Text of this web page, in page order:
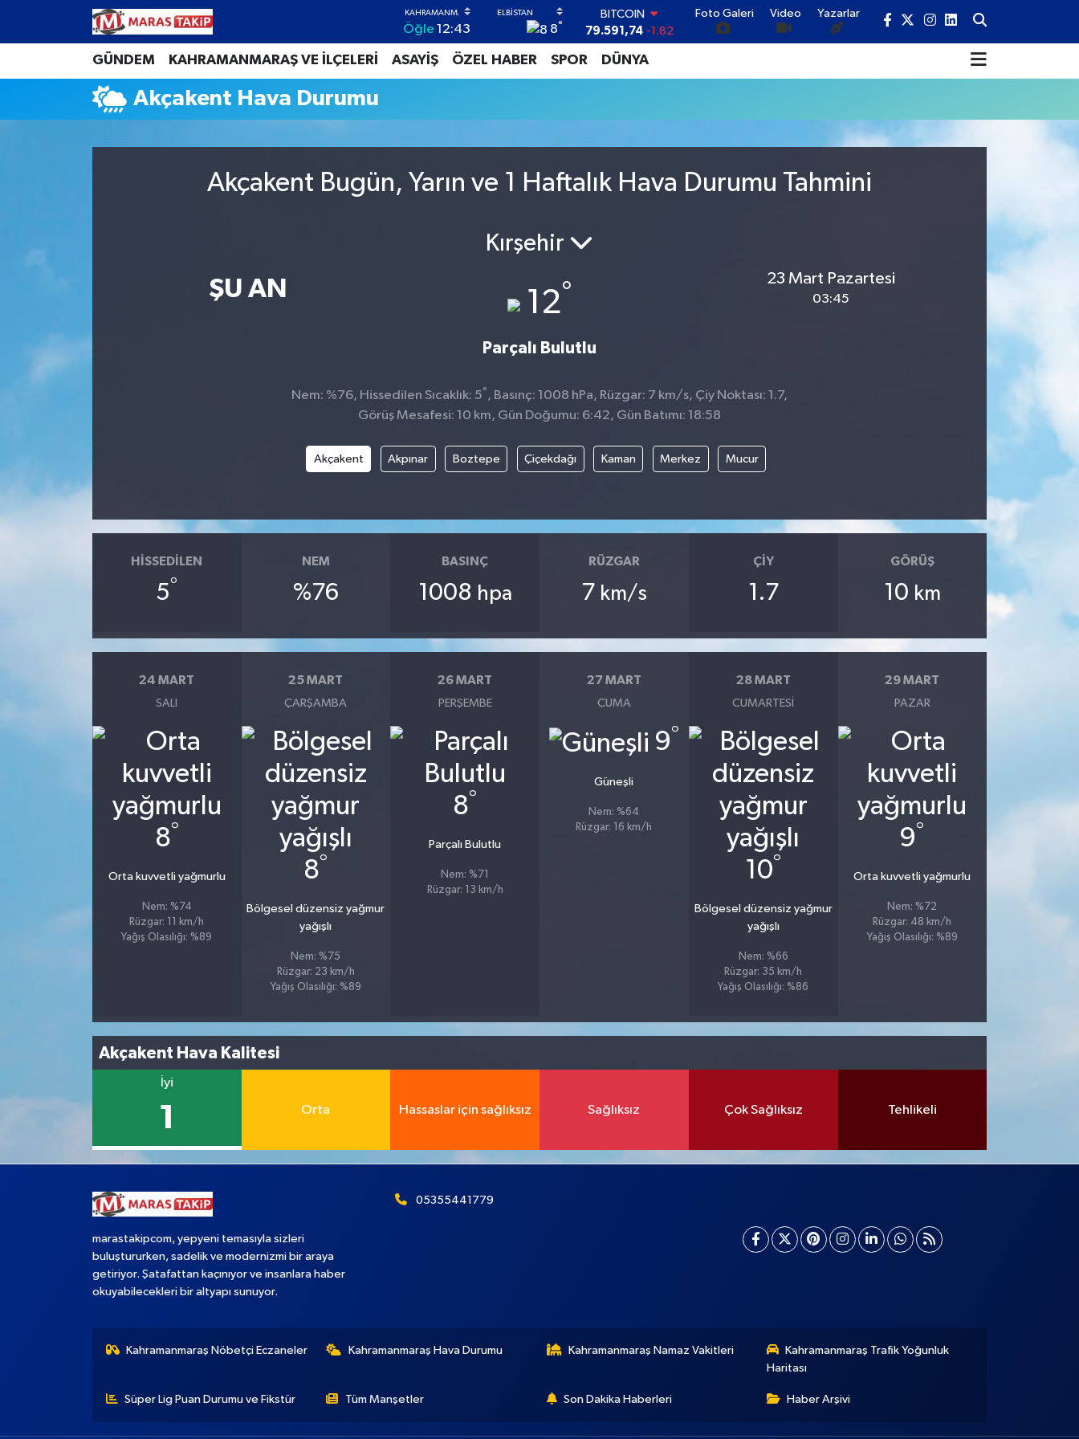
Öğle 12:43 8°
BITCOIN
79.591,74 -1.82
45,43620 0.02
EURO
G.ALTIN
BİST100
Foto Galeri Video Yazarlar
GÜNDEM KAHRAMANMARAŞ VE İLÇELERİ ASAYİŞ ÖZEL HABER SPOR DÜNYA
Akçakent Hava Durumu
Akçakent Bugün, Yarın ve 1 Haftalık Hava Durumu Tahmini
ŞU AN
Kırşehir
12°
Parçalı Bulutlu
23 Mart Pazartesi
03:45
Nem: %76, Hissedilen Sıcaklık: 5° , Basınç: 1008 hPa, Rüzgar: 7 km/s, Çiy Noktası: 1.7,
Görüş Mesafesi: 10 km, Gün Doğumu: 6:42, Gün Batımı: 18:58
Akçakent Akpınar Boztepe Çiçekdağı Kaman Merkez Mucur
HISSEDILEN
5°
NEM
%76
BASINÇ
1008 hpa
RÜZGAR
7 km/s
ÇIY
1.7
GÖRÜŞ
10 km
24 MART
SALI
8°
Orta kuvvetli yağmurlu
Nem: %74
Rüzgar: 11 km/h
Yağış Olasılığı: %89
25 MART
ÇARŞAMBA
8°
Bölgesel düzensiz yağmur
yağışlı
Nem: %75
Rüzgar: 23 km/h
Yağış Olasılığı: %89
26 MART
PERŞEMBE
8°
Parçalı Bulutlu
Nem: %71
Rüzgar: 13 km/h
27 MART
CUMA
9°
Güneşli
Nem: %64
Rüzgar: 16 km/h
28 MART
CUMARTESI
10°
Bölgesel düzensiz yağmur
yağışlı
Nem: %66
Rüzgar: 35 km/h
Yağış Olasılığı: %86
29 MART
PAZAR
9°
Orta kuvvetli yağmurlu
Nem: %72
Rüzgar: 48 km/h
Yağış Olasılığı: %89
Akçakent Hava Kalitesi
İyi
1 Orta Hassaslar için sağlıksız Sağlıksız Çok Sağlıksız Tehlikeli
marastakipcom, yepyeni temasıyla sizleri
buluştururken, sadelik ve modernizmi bir araya
getiriyor. Şatafattan kaçınıyor ve insanlara haber
okuyabilecekleri bir altyapı sunuyor.
05355441779
Kahramanmaraş Nöbetçi Eczaneler Kahramanmaraş Hava Durumu Kahramanmaraş Namaz Vakitleri
Kahramanmaraş Trafik Yoğunluk
Haritası
Süper Lig Puan Durumu ve Fikstür Tüm Manşetler Son Dakika Haberleri Haber Arşivi
Kahramanmaraş Nöbetçi Eczaneler
Kahramanmaraş Hava Durumu
Kahramanmaraş Trafik Yoğunluk Haritası
Haber Arşivi